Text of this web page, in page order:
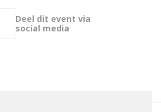
Deel dit event via
social media